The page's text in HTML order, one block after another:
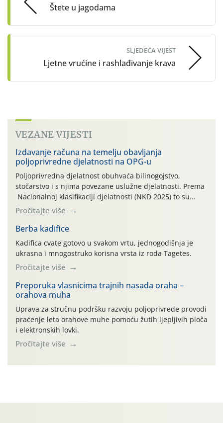
Štete u jagodama
SLJEDEĆA VIJEST
Ljetne vrućine i rashlađivanje krava
VEZANE VIJESTI
Izdavanje računa na temelju obavljanja
poljoprivredne djelatnosti na OPG-u
Poljoprivredna djelatnost obuhvaća bilinogojstvo,
stočarstvo i s njima povezane uslužne djelatnosti. Prema
Nacionalnoj klasifikaciji djelatnosti (NKD 2025) to su
skupne 01.1, 01.2, 01.3, 01.4, 01.5 i 01.6. Djelatnost
prerade poljoprivrednih proizvoda je svako djelovanje na
poljoprivredni proizvod čiji je rezultat proizvod koji
također može biti poljoprivredni proizvod poput npr.
maslinovog ulja, bučinog ulja, vino od […]
Pročitajte više
Berba kadifice
Kadifica cvate gotovo u svakom vrtu, jednogodišnja je
ukrasna i mnogostruko korisna vrsta iz roda Tagetes.
Pročitajte više
Preporuka vlasnicima trajnih nasada oraha –
orahova muha
Uprava za stručnu podršku razvoju poljoprivrede provodi
praćenje leta orahove muhe pomoću žutih ljepljivih ploča
i elektronskih lovki.
Pročitajte više